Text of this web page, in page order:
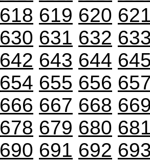
618 619 620
630 631 632
642 643 644
654 655 656
666 667 668
678 679 680
690 691 692